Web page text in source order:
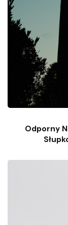
Odporny